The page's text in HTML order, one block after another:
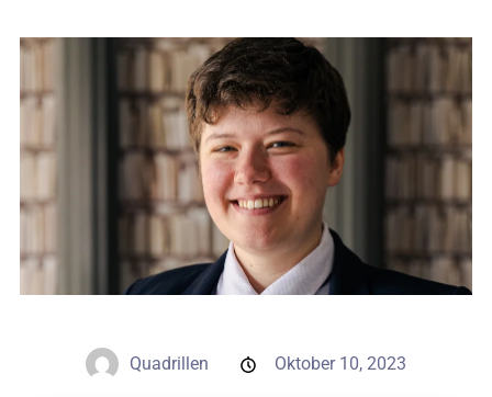
Konferenzen
Hochzeiten
Kontakt
PL
Quadrillen Oktober 10, 2023